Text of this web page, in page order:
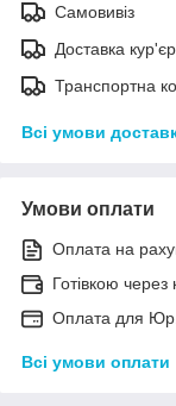
Самовивіз
Доставка
Транспортна
Всі умови
Умови оплати
Оплата на
Готівкою через
Оплата для Юр.
Всі умови оплати